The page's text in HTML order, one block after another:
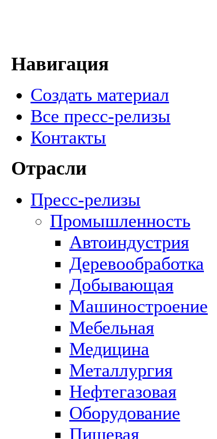
Навигация
Создать материал
Все пресс-релизы
Контакты
Отрасли
Пресс-релизы
Промышленность
Автоиндустрия
Деревообработка
Добывающая
Машиностроение
Мебельная
Медицина
Металлургия
Нефтегазовая
Оборудование
Пищевая